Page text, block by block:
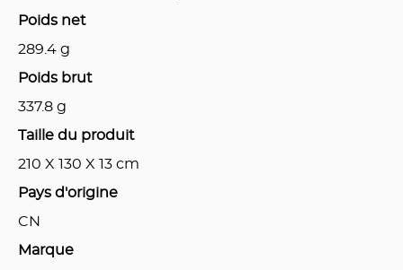
Poids net
289.4 g
Poids brut
337.8 g
Taille du produit
210 X 130 X 13 cm
Pays d'origine
CN
Marque